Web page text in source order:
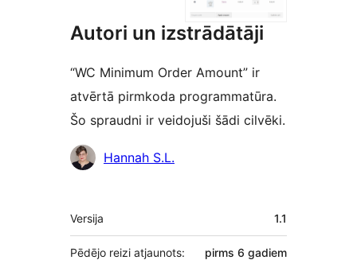
Autori un izstrādātāji
“WC Minimum Order Amount” ir
atvērtā pirmkoda programmatūra.
Šo spraudni ir veidojuši šādi cilvēki.
Līdzdalībnieki
Hannah S.L.
Meta
Versija 1.1
Pēdējo reizi atjaunots: pirms 6 gadiem